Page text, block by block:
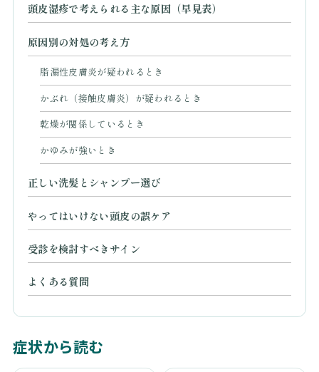
頭皮湿疹で考えられる主な原因（早見表）
原因別の対処の考え方
脂漏性皮膚炎が疑われるとき
かぶれ（接触皮膚炎）が疑われるとき
乾燥が関係しているとき
かゆみが強いとき
正しい洗髪とシャンプー選び
やってはいけない頭皮の誤ケア
受診を検討すべきサイン
よくある質問
症状から読む